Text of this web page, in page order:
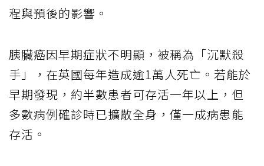
程與預後的影響。
胰臟癌因早期症狀不明顯，被稱為「沉默殺
手」，在英國每年造成逾1萬人死亡。若能於
早期發現，約半數患者可存活一年以上，但
多數病例確診時已擴散全身，僅一成病患能
存活。